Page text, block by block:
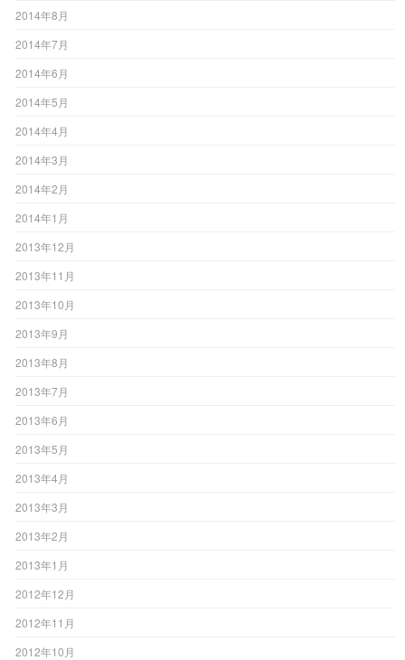
2014年8月
2014年7月
2014年6月
2014年5月
2014年4月
2014年3月
2014年2月
2014年1月
2013年12月
2013年11月
2013年10月
2013年9月
2013年8月
2013年7月
2013年6月
2013年5月
2013年4月
2013年3月
2013年2月
2013年1月
2012年12月
2012年11月
2012年10月